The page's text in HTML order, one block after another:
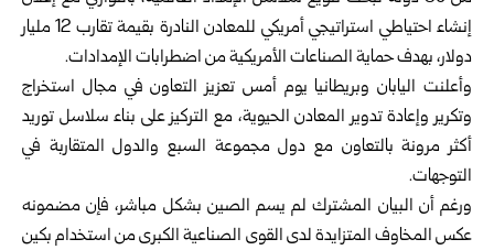
إنشاء احتياطي ‏استراتيجي أمريكي للمعادن النادرة بقيمة تقارب 12 مليار
دولار، بهدف حماية ‏الصناعات الأمريكية من اضطرابات الإمدادات. ‏
وأعلنت اليابان وبريطانيا يوم أمس تعزيز التعاون في مجال استخراج
وتكرير ‏وإعادة تدوير المعادن الحيوية، مع التركيز على بناء سلاسل توريد
أكثر مرونة ‏بالتعاون مع دول مجموعة السبع والدول المتقاربة في
التوجهات.‏
ورغم أن البيان المشترك لم يسم الصين بشكل مباشر، فإن مضمونه
عكس ‏المخاوف المتزايدة لدى القوى الصناعية الكبرى من استخدام بكين